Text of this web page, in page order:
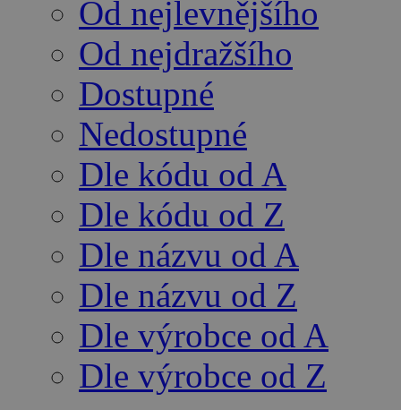
Od nejlevnějšího
Od nejdražšího
Dostupné
Nedostupné
Dle kódu od A
Dle kódu od Z
Dle názvu od A
Dle názvu od Z
Dle výrobce od A
Dle výrobce od Z